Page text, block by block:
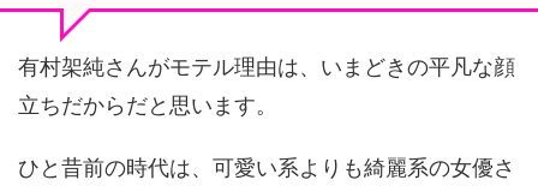
有村架純さんがモテル理由は、いまどきの平凡な顔
立ちだからだと思います。
ひと昔前の時代は、可愛い系よりも綺麗系の女優さ